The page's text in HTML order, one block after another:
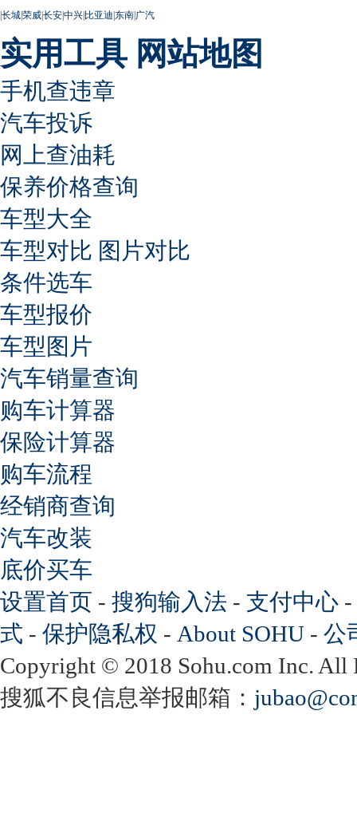
|长城|荣威|长安|中兴|比亚迪|东南|广汽
实用工具 网站地图
手机查违章
汽车投诉
网上查油耗
保养价格查询
车型大全
车型对比 图片对比
条件选车
车型报价
车型图片
汽车销量查询
购车计算器
保险计算器
购车流程
经销商查询
汽车改装
底价买车
设置首页 - 搜狗输入法 - 支付中心 -
式 - 保护隐私权 - About SOHU - 公
Copyright © 2018 Sohu.com Inc.
搜狐不良信息举报邮箱：